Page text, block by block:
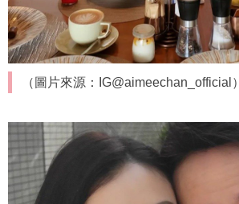
（圖片來源：IG@aimeechan_official）